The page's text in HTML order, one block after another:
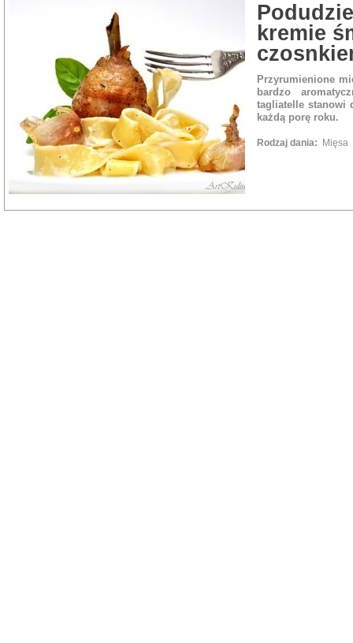
kremie
Przyrumienione
bardzo
tagliatelle stanowi
każdą porę roku.
Rodzaj dania: Mięsa